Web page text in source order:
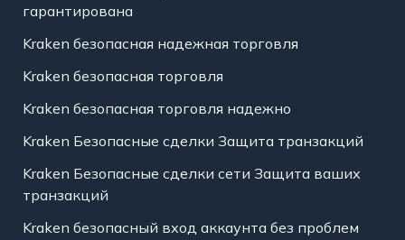
гарантирована
Kraken безопасная надежная торговля
Kraken безопасная торговля
Kraken безопасная торговля надежно
Kraken Безопасные сделки Защита транзакций
Kraken Безопасные сделки сети Защита ваших
транзакций
Kraken безопасный вход аккаунта без проблем